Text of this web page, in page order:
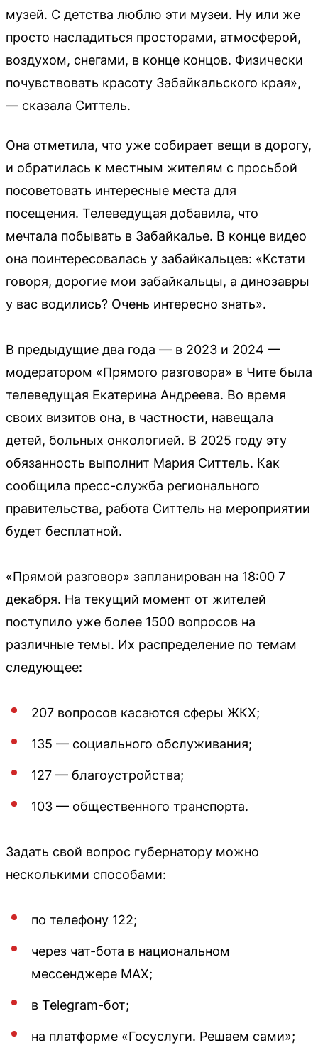
музей. С детства люблю эти музеи. Ну или же
просто насладиться просторами, атмосферой,
воздухом, снегами, в конце концов. Физически
почувствовать красоту Забайкальского края»,
— сказала Ситтель.
Она отметила, что уже собирает вещи в дорогу,
и обратилась к местным жителям с просьбой
посоветовать интересные места для
посещения. Телеведущая добавила, что
мечтала побывать в Забайкалье. В конце видео
она поинтересовалась у забайкальцев: «Кстати
говоря, дорогие мои забайкальцы, а динозавры
у вас водились? Очень интересно знать».
В предыдущие два года — в 2023 и 2024 —
модератором «Прямого разговора» в Чите была
телеведущая Екатерина Андреева. Во время
своих визитов она, в частности, навещала
детей, больных онкологией. В 2025 году эту
обязанность выполнит Мария Ситтель. Как
сообщила пресс-служба регионального
правительства, работа Ситтель на мероприятии
будет бесплатной.
«Прямой разговор» запланирован на 18:00 7
декабря. На текущий момент от жителей
поступило уже более 1500 вопросов на
различные темы. Их распределение по темам
следующее:
207 вопросов касаются сферы ЖКХ;
135 — социального обслуживания;
127 — благоустройства;
103 — общественного транспорта.
Задать свой вопрос губернатору можно
несколькими способами:
по телефону 122;
через чат-бота в национальном
мессенджере MAX;
в Telegram-бот;
на платформе «Госуслуги. Решаем сами»;